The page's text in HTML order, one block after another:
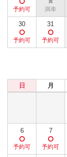
30 31
日 月
6 7